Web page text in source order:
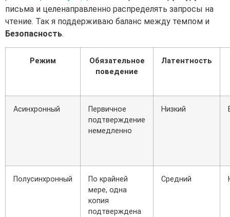
письма и целенаправленно распределять запросы на
чтение. Так я поддерживаю баланс между темпом и
Безопасность.
Режим
Обязательное
поведение
Латентность
Асинхронный
Первичное
подтверждение
немедленно
Низкий
Полусинхронный
По крайней
мере, одна
копия
подтверждена
Средний